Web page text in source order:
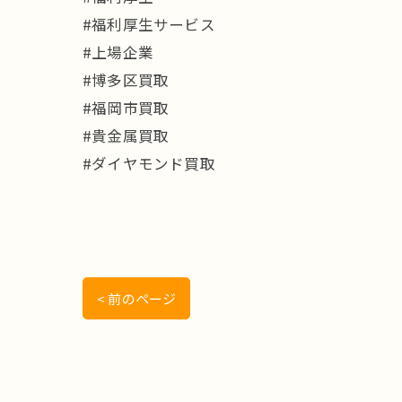
#福利厚生サービス
#上場企業
#博多区買取
#福岡市買取
#貴金属買取
#ダイヤモンド買取
< 前のページ